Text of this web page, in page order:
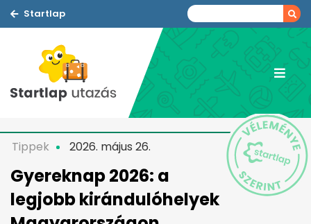
Startlap
Tippek 2026. május 26.
Gyereknap 2026: a
legjobb kirándulóhelyek